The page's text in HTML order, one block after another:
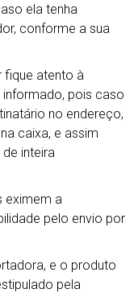
ela tenha
conforme a sua
fique atento à
pois caso
no endereço,
caixa, e assim
inteira
eximem a
pelo envio por
e o produto
pela